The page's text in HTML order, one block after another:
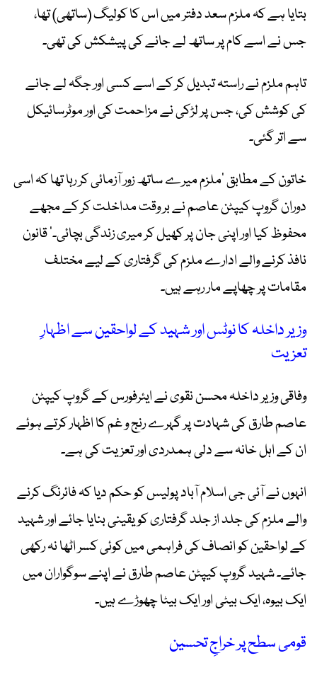
بتایا ہے کہ ملزم سعد دفتر میں اس کا کولیگ (ساتھی) تھا،
جس نے اسے کام پر ساتھ لے جانے کی پیشکش کی تھی۔
تاہم ملزم نے راستہ تبدیل کر کے اسے کسی اور جگہ لے جانے
کی کوشش کی، جس پر لڑکی نے مزاحمت کی اور موٹرسائیکل
سے اتر گئی۔
خاتون کے مطابق ’ملزم میرے ساتھ زور آزمائی کر رہا تھا کہ اسی
دوران گروپ کیپٹن عاصم نے بر وقت مداخلت کر کے مجھے
محفوظ کیا اور اپنی جان پر کھیل کر میری زندگی بچائی۔‘ قانون
نافذ کرنے والے ادارے ملزم کی گرفتاری کے لیے مختلف
مقامات پر چھاپے مار رہے ہیں۔
وزیر داخلہ کا نوٹس اور شہید کے لواحقین سے اظہارِ
تعزیت
وفاقی وزیر داخلہ محسن نقوی نے ایئرفورس کے گروپ کیپٹن
عاصم طارق کی شہادت پر گہرے رنج و غم کا اظہار کرتے ہوئے
ان کے اہل خانہ سے دلی ہمدردی اور تعزیت کی ہے۔
انہوں نے آئی جی اسلام آباد پولیس کو حکم دیا کہ فائرنگ کرنے
والے ملزم کی جلد از جلد گرفتاری کو یقینی بنایا جائے اور شہید
کے لواحقین کو انصاف کی فراہمی میں کوئی کسر اٹھا نہ رکھی
جائے۔ شہید گروپ کیپٹن عاصم طارق نے اپنے سوگواران میں
ایک بیوہ، ایک بیٹی اور ایک بیٹا چھوڑے ہیں۔
قومی سطح پر خراجِ تحسین